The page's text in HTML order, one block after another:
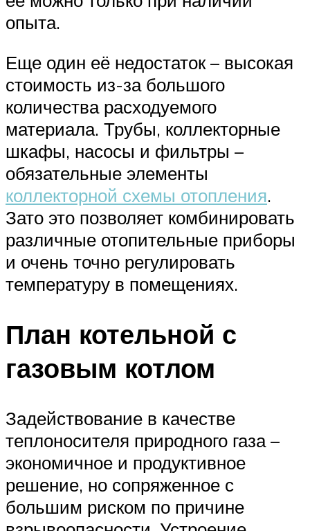
опыта.
Еще один её недостаток – высокая
стоимость из-за большого
количества расходуемого
материала. Трубы, коллекторные
шкафы, насосы и фильтры –
обязательные элементы
коллекторной схемы отопления.
Зато это позволяет комбинировать
различные отопительные приборы
и очень точно регулировать
температуру в помещениях.
План котельной с
газовым котлом
Задействование в качестве
теплоносителя природного газа –
экономичное и продуктивное
решение, но сопряженное с
большим риском по причине